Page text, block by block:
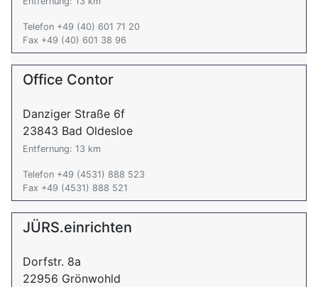
Telefon +49 (40) 601 71 20
Fax +49 (40) 601 38 96
Office Contor
Danziger Straße 6f
23843 Bad Oldesloe
Entfernung: 13 km
Telefon +49 (4531) 888 523
Fax +49 (4531) 888 521
JÜRS.einrichten
Dorfstr. 8a
22956 Grönwohld